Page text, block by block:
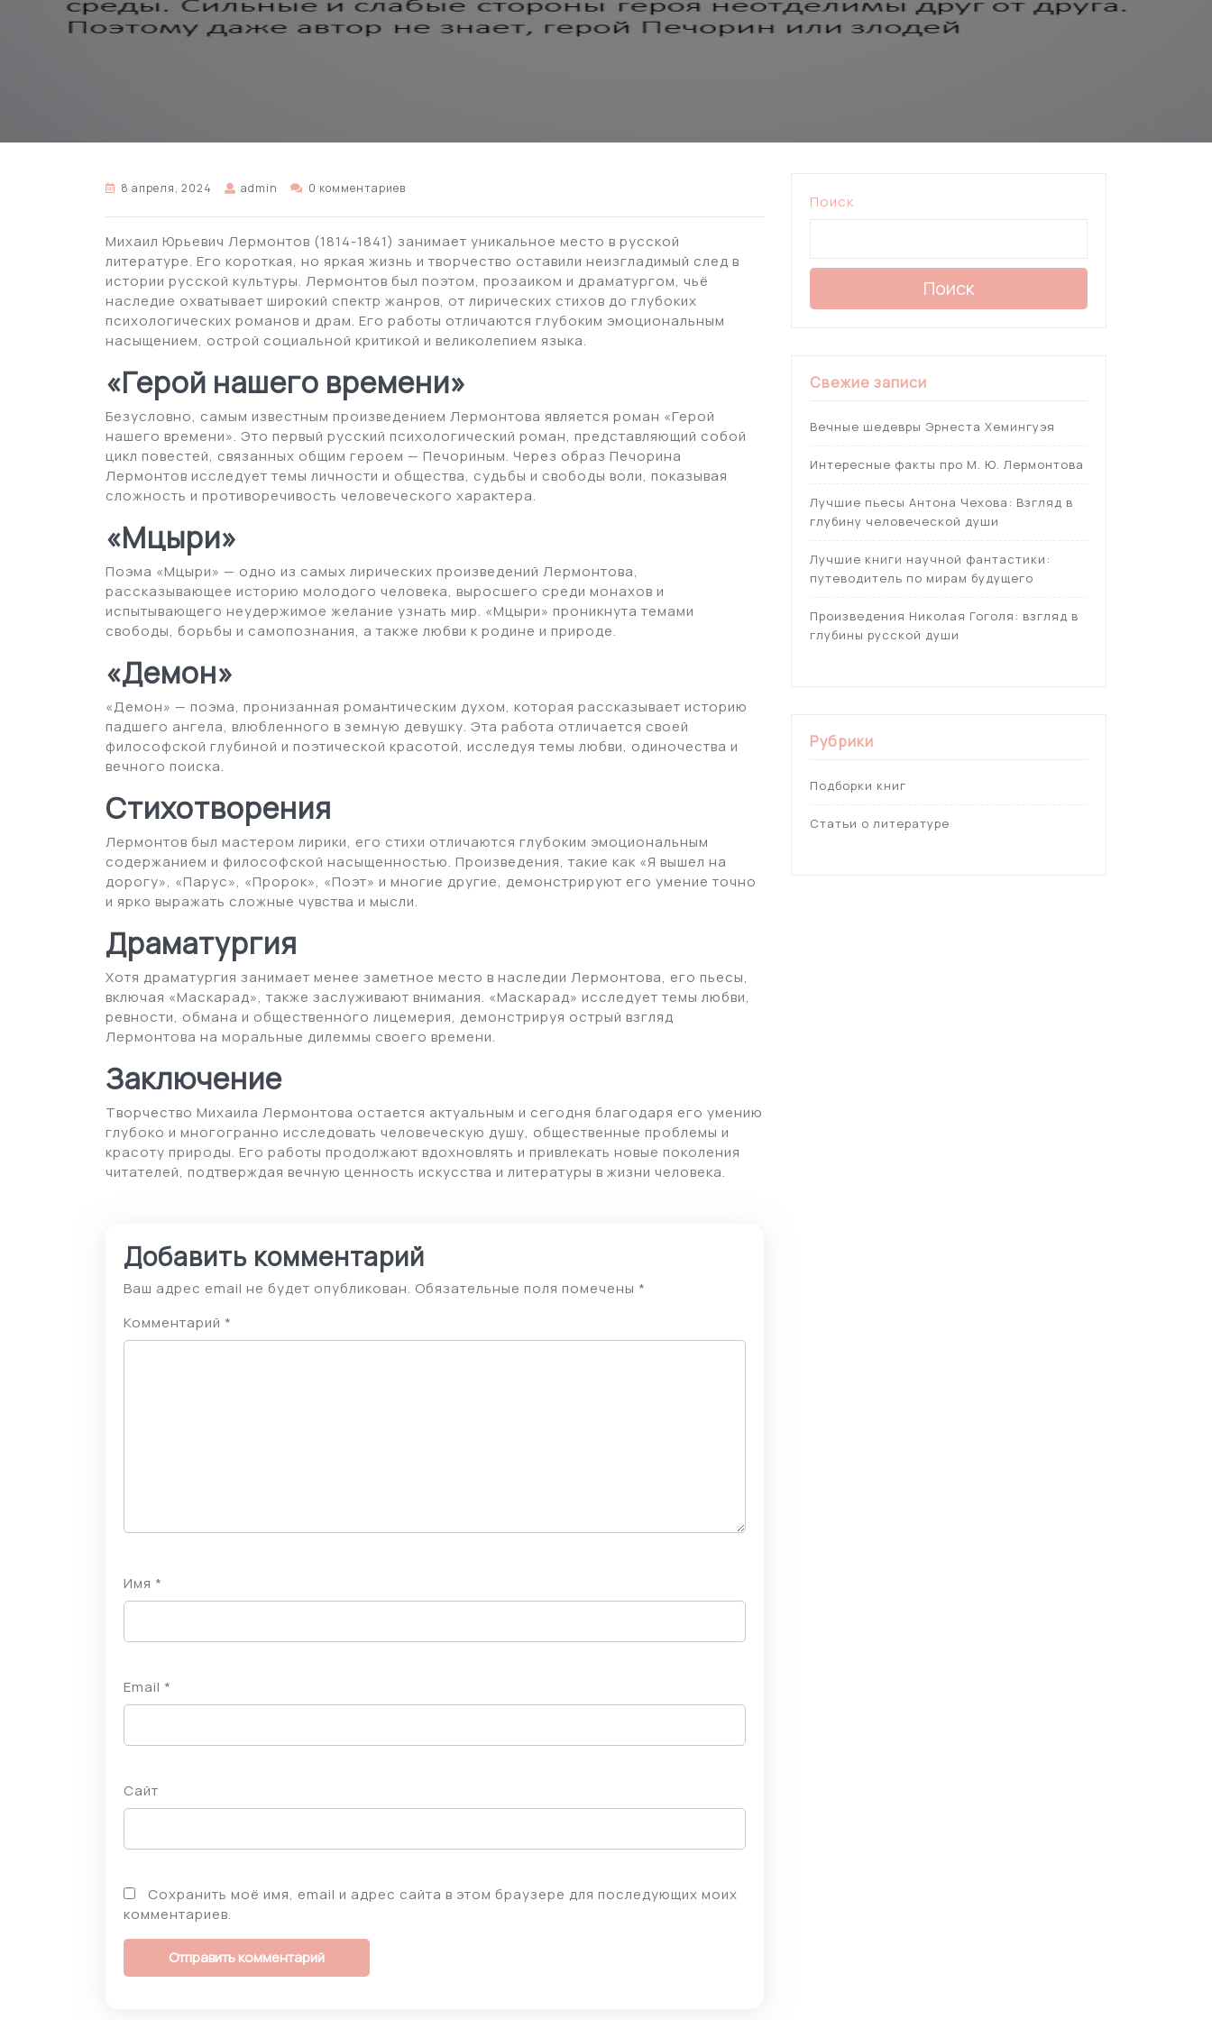
8 апреля, 2024 admin 0 комментариев
Михаил Юрьевич Лермонтов (1814-1841) занимает уникальное место в русской
литературе. Его короткая, но яркая жизнь и творчество оставили неизгладимый след в
истории русской культуры. Лермонтов был поэтом, прозаиком и драматургом, чьё
наследие охватывает широкий спектр жанров, от лирических стихов до глубоких
психологических романов и драм. Его работы отличаются глубоким эмоциональным
насыщением, острой социальной критикой и великолепием языка.
«Герой нашего времени»
Безусловно, самым известным произведением Лермонтова является роман «Герой
нашего времени». Это первый русский психологический роман, представляющий собой
цикл повестей, связанных общим героем — Печориным. Через образ Печорина
Лермонтов исследует темы личности и общества, судьбы и свободы воли, показывая
сложность и противоречивость человеческого характера.
«Мцыри»
Поэма «Мцыри» — одно из самых лирических произведений Лермонтова,
рассказывающее историю молодого человека, выросшего среди монахов и
испытывающего неудержимое желание узнать мир. «Мцыри» проникнута темами
свободы, борьбы и самопознания, а также любви к родине и природе.
«Демон»
«Демон» — поэма, пронизанная романтическим духом, которая рассказывает историю
падшего ангела, влюбленного в земную девушку. Эта работа отличается своей
философской глубиной и поэтической красотой, исследуя темы любви, одиночества и
вечного поиска.
Стихотворения
Лермонтов был мастером лирики, его стихи отличаются глубоким эмоциональным
содержанием и философской насыщенностью. Произведения, такие как «Я вышел на
дорогу», «Парус», «Пророк», «Поэт» и многие другие, демонстрируют его умение точно
и ярко выражать сложные чувства и мысли.
Драматургия
Хотя драматургия занимает менее заметное место в наследии Лермонтова, его пьесы,
включая «Маскарад», также заслуживают внимания. «Маскарад» исследует темы любви,
ревности, обмана и общественного лицемерия, демонстрируя острый взгляд
Лермонтова на моральные дилеммы своего времени.
Заключение
Творчество Михаила Лермонтова остается актуальным и сегодня благодаря его умению
глубоко и многогранно исследовать человеческую душу, общественные проблемы и
красоту природы. Его работы продолжают вдохновлять и привлекать новые поколения
читателей, подтверждая вечную ценность искусства и литературы в жизни человека.
Добавить комментарий
Ваш адрес email не будет опубликован. Обязательные поля помечены *
Комментарий *
Имя *
Email *
Сайт
Сохранить моё имя, email и адрес сайта в этом браузере для последующих моих
комментариев.
Поиск
Поиск
Свежие записи
Вечные шедевры Эрнеста Хемингуэя
Интересные факты про М. Ю. Лермонтова
Лучшие пьесы Антона Чехова: Взгляд в
глубину человеческой души
Лучшие книги научной фантастики:
путеводитель по мирам будущего
Произведения Николая Гоголя: взгляд в
глубины русской души
Рубрики
Подборки книг
Статьи о литературе